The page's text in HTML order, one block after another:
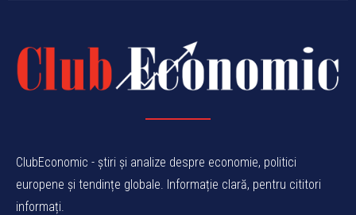
ClubEconomic - știri și analize despre economie, politici
europene și tendințe globale. Informație clară, pentru cititori
informați.